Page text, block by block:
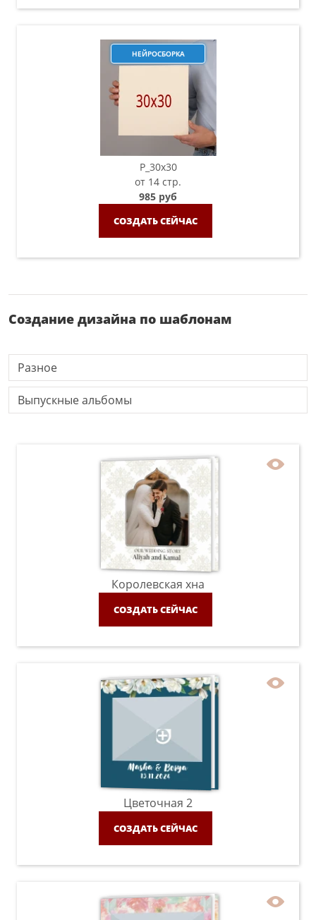
НЕЙРОСБОРКА
P_30х30
от 14 стр.
985 руб
СОЗДАТЬ СЕЙЧАС
Создание дизайна по шаблонам
Разное
Выпускные альбомы
Королевская хна
СОЗДАТЬ СЕЙЧАС
Цветочная 2
СОЗДАТЬ СЕЙЧАС